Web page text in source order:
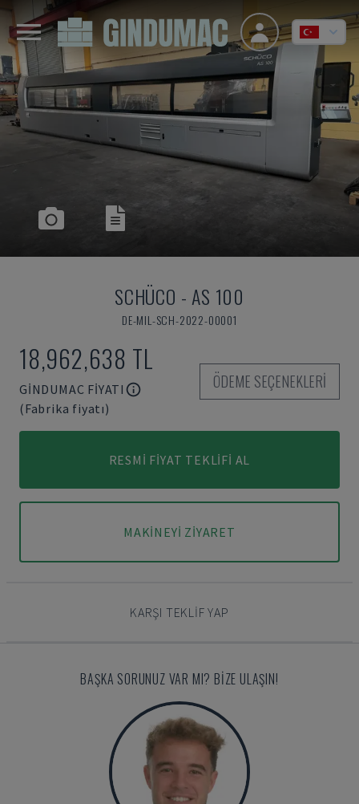
SCHÜCO - AS 100
DE-MIL-SCH-2022-00001
18,962,638 TL
GINDUMAC FIYATI
(Fabrika fiyatı)
ÖDEME SEÇENEKLERI
RESMI FIYAT TEKLIFI AL
MAKINEYI ZIYARET
KARŞI TEKLIF YAP
BAŞKA SORUNUZ VAR MI? BIZE ULAŞIN!